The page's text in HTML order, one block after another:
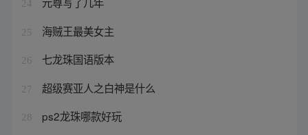
24
25 海贼王最美女主
26 七龙珠国语版本
27 超级赛亚人之白神是什么
28 ps2龙珠哪款好玩